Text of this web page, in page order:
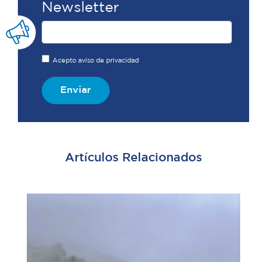
Newsletter
Acepto aviso de privacidad
Enviar
Artículos Relacionados